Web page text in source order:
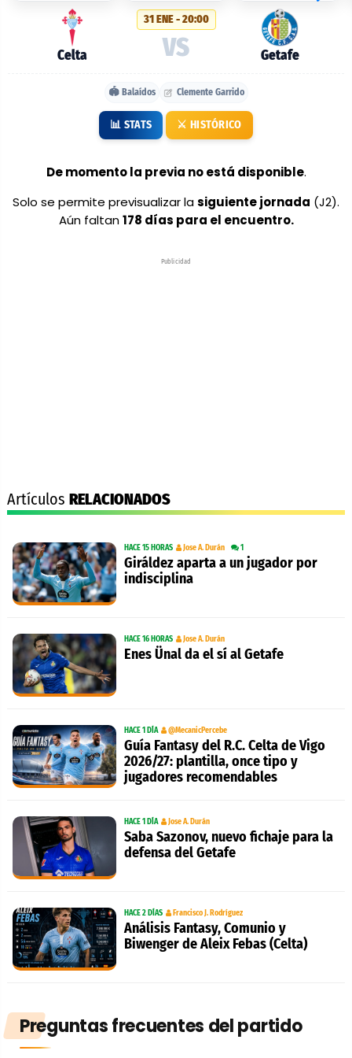
Celta
31 ENE - 20:00
VS Getafe
🏟️ Balaídos Clemente Garrido
📊 STATS ⚔️ HISTÓRICO
De momento la previa no está disponible.
Solo se permite previsualizar lasiguiente jornada (J2).
Aún faltan178 días para el encuentro.
Publicidad
Artículos RELACIONADOS
HACE 15 HORAS Jose A. Durán 1
Giráldez aparta a un jugador por
indisciplina
HACE 16 HORAS Jose A. Durán
Enes Ünal da el sí al Getafe
HACE 1 DÍA @MecanicPercebe
Guía Fantasy del R.C. Celta de Vigo
2026/27: plantilla, once tipo y
jugadores recomendables
HACE 1 DÍA Jose A. Durán
Saba Sazonov, nuevo fichaje para la
defensa del Getafe
HACE 2 DÍAS Francisco J. Rodríguez
Análisis Fantasy, Comunio y
Biwenger de Aleix Febas (Celta)
Preguntas frecuentes del partido